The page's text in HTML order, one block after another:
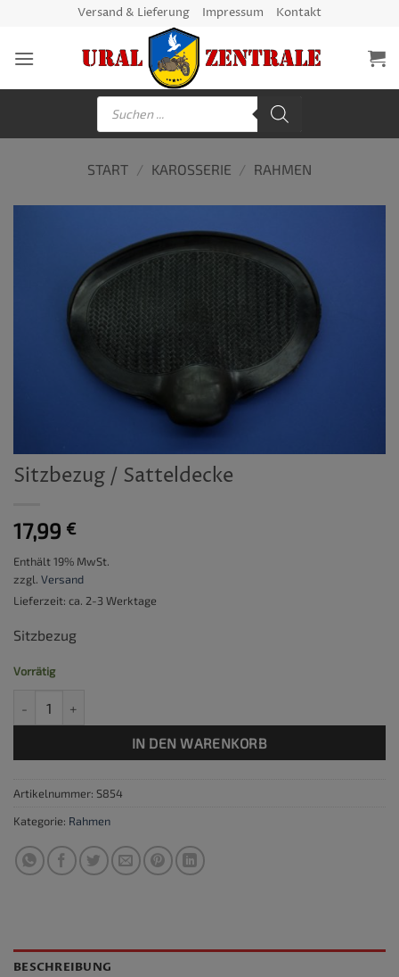
springen
Versand & Lieferung Impressum Kontakt
Products
search
START / KAROSSERIE / RAHMEN
Sitzbezug / Satteldecke
17,99 €
Enthält 19% MwSt.
zzgl. Versand
Lieferzeit: ca. 2-3 Werktage
Sitzbezug
Vorrätig
IN DEN WARENKORB
Artikelnummer: S854
Kategorie: Rahmen
BESCHREIBUNG